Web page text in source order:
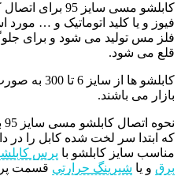
کابلشو مسی سایز
فیوز و یا کلید اتوماتیک و … مورد
فلز مس تولید می شود و برای
قلع می شود.
کابلشو ها از
بازار می باشند.
که ابتدا سر لخت شده کابل را در
مناسب سایز کابلشو با پرس
برق و یا شیرینگ حرارتی قسمت